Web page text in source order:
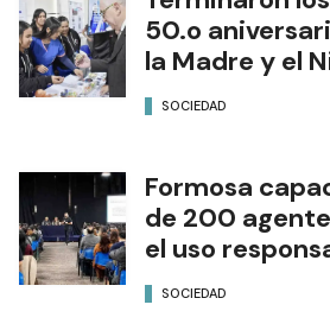
50.o
la Madre y el
SOCIEDAD
Formosa
de 200
el uso
SOCIEDAD